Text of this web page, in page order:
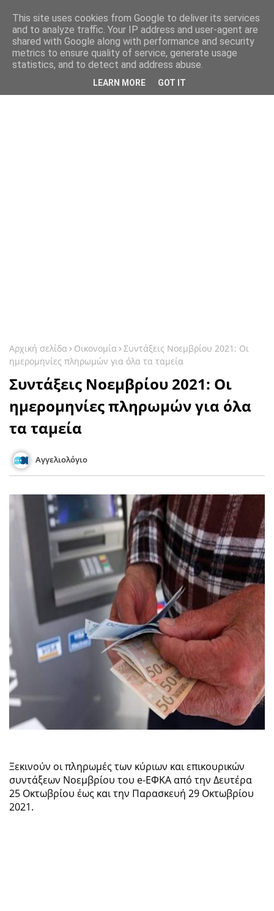
Αρχική σελίδα Οικονομία Συντάξεις Νοεμβρίου 2021: Οι
ημερομηνίες πληρωμών για όλα τα ταμεία
Συντάξεις Νοεμβρίου 2021: Οι
ημερομηνίες πληρωμών για όλα
τα ταμεία
Αγγελιολόγιο
Ξεκινούν οι πληρωμές των κύριων και επικουρικών
συντάξεων Νοεμβρίου του e-ΕΦΚΑ από την Δευτέρα
25 Οκτωβρίου έως και την Παρασκευή 29 Οκτωβρίου
2021.
This site uses cookies from Google to deliver its services
and to analyze traffic. Your IP address and user-agent are
shared with Google along with performance and security
metrics to ensure quality of service, generate usage
statistics, and to detect and address abuse.
LEARN MORE GOT IT